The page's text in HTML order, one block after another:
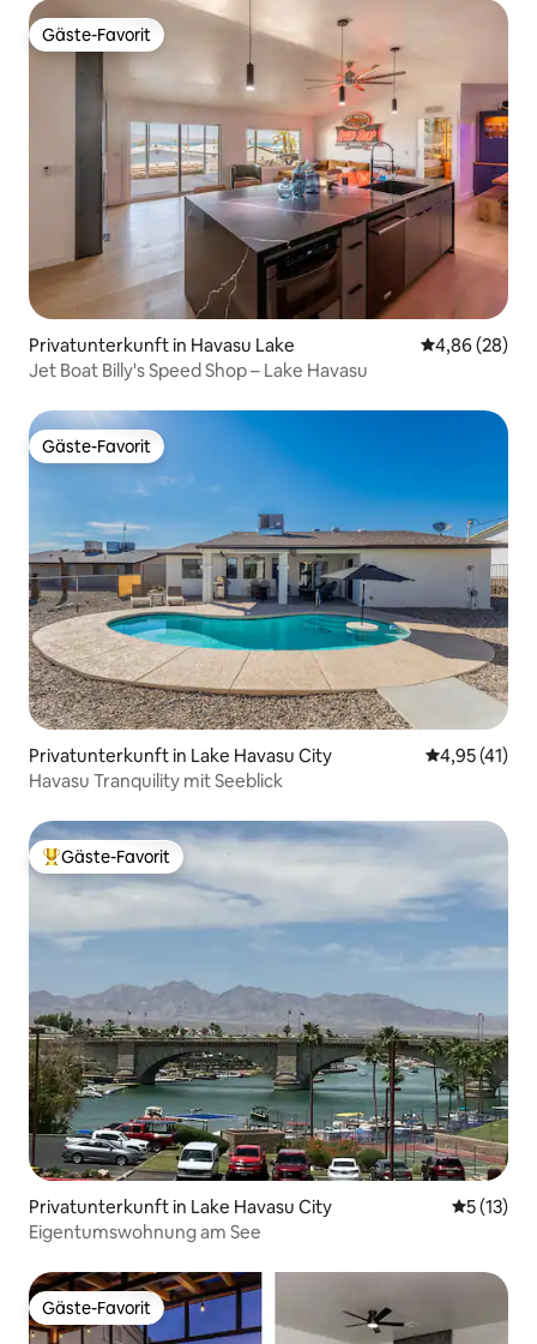
Gäste-Favorit
Gäste-Favorit
Privatunterkunft in Havasu Lake
4,86 (28)
Jet Boat Billy's Speed Shop – Lake Havasu
Gäste-Favorit
Gäste-Favorit
Privatunterkunft in Lake Havasu City
4,95 (41)
Havasu Tranquility mit Seeblick
Beliebter Gäste-Favorit.
Gäste-Favorit
Privatunterkunft in Lake Havasu City
5 (13)
Eigentumswohnung am See
Gäste-Favorit
Gäste-Favorit